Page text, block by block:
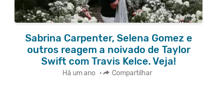
Sabrina Carpenter, Selena Gomez e
outros reagem a noivado de Taylor
Swift com Travis Kelce. Veja!
Há um ano • Compartilhar